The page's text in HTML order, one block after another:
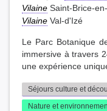
Vilaine Saint-Brice-
Vilaine Val-d'Izé
Le Parc Botanique
immersive à travers
une expérience
Séjours culture et
Nature et